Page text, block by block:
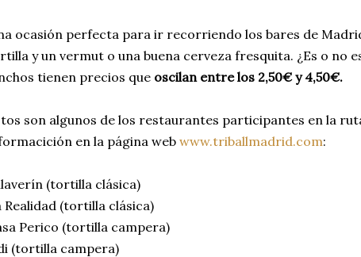
ocasión perfecta para ir recorriendo los bares de
y un vermut o una buena cerveza fresquita. ¿Es o no
tienen precios que oscilan entre los 2,50€ y 4,50€.
son algunos de los restaurantes participantes en la
en la página web www.triballmadrid.com:
(tortilla clásica)
Realidad (tortilla clásica)
Perico (tortilla campera)
(tortilla campera)